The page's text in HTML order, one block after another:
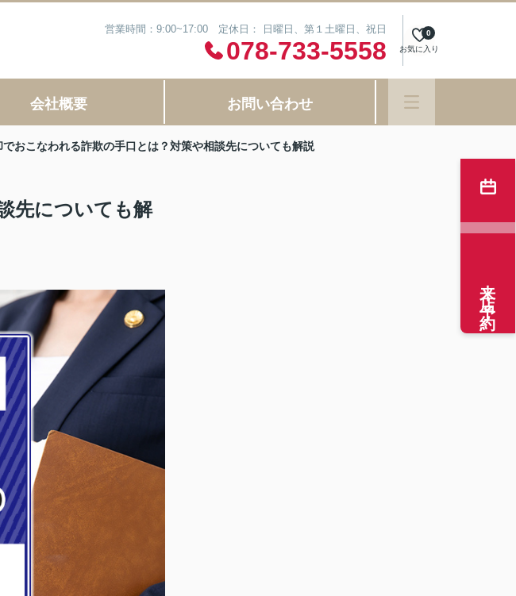
営業時間：9:00~17:00 定休日： 日曜日、第１土曜日、祝日
078-733-5558 お気に入り
0
会社概要 お問い合わせ
でおこなわれる詐欺の手口とは？対策や相談先についても解説
先についても解
来店予約